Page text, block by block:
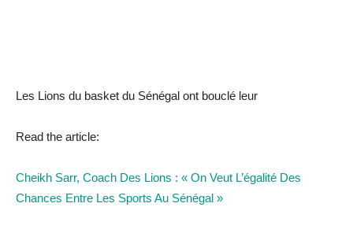
Les Lions du basket du Sénégal ont bouclé leur
Read the article:
Cheikh Sarr, Coach Des Lions : « On Veut L’égalité Des
Chances Entre Les Sports Au Sénégal »